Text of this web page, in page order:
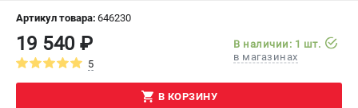
СЕРВИС
МАГАЗИНЫ
Артикул товара: 646230
19 540 ₽
5
В наличии: 1 шт.
в магазинах
В КОРЗИНУ